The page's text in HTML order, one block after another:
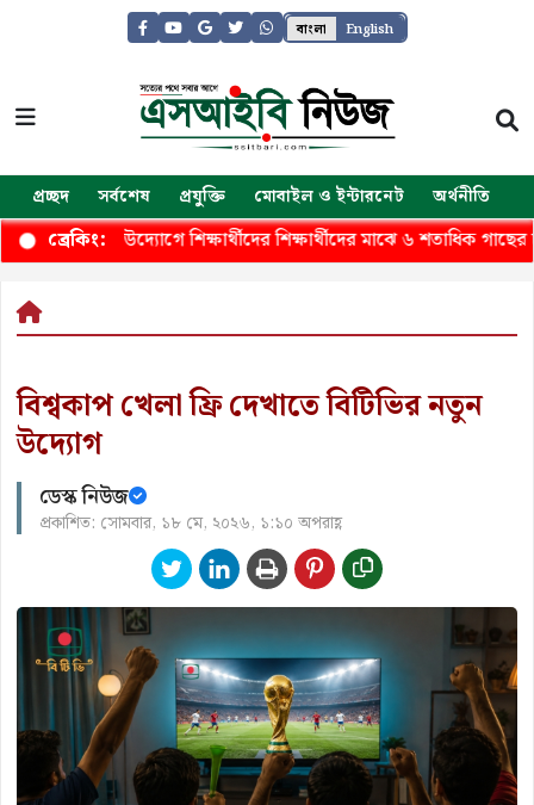
বাংলা English
প্রচ্ছদ সর্বশেষ প্রযুক্তি মোবাইল ও ইন্টারনেট অর্থনীতি
ব্রেকিং:
উউদ্যোগে শিক্ষার্থীদের শিক্ষার্থীদের মাঝে ৬ শতাধিক গাছের চারা
বিশ্বকাপ খেলা ফ্রি দেখাতে বিটিভির নতুন
উদ্যোগ
ডেস্ক নিউজ
প্রকাশিত: সোমবার, ১৮ মে, ২০২৬, ১:১০ অপরাহ্ণ